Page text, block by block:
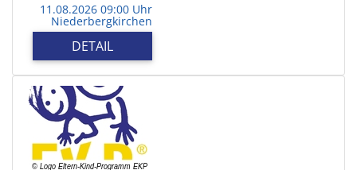
11.08.2026 09:00 Uhr
Niederbergkirchen
DETAIL